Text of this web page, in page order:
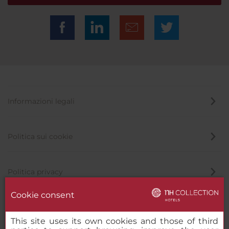
Informazioni legali
Politica sui cookie
Politica privacy
Cookie consent
This site uses its own cookies and those of third